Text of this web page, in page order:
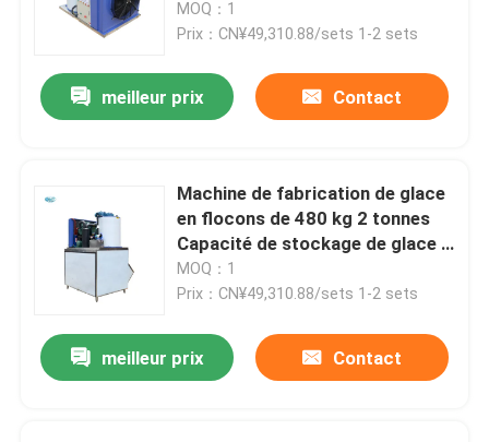
Machine de glace à flocons de
glace Refroidissement à l'air
MOQ：1
Prix：CN¥49,310.88/sets 1-2 sets
meilleur prix Contact
Machine de fabrication de glace
en flocons de 480 kg 2 tonnes
Capacité de stockage de glace à
usage industriel de 1000 kg
MOQ：1
Prix：CN¥49,310.88/sets 1-2 sets
meilleur prix Contact